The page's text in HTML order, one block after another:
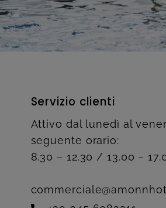
Servizio clienti
Attivo dal lunedì al
seguente orario:
8.30 – 12.30 / 13.00 –